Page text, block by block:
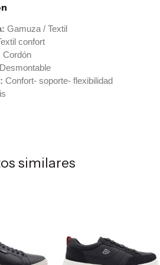
Gamuza / Textil
confort
Cordón
Desmontable
Confort- soporte- flexibilidad
similares